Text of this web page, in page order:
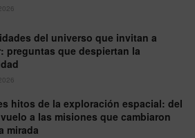
del universo que invitan a
preguntas que despiertan la
hitos de la exploración espacial: del
a las misiones que cambiaron
mirada